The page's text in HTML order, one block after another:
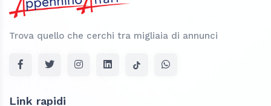
Trova quello che cerchi tra migliaia di annunci
Link rapidi